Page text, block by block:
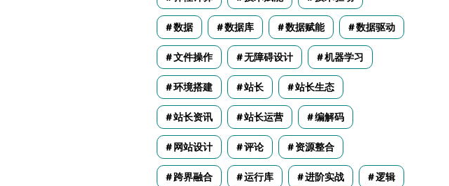
数据 数据库 数据赋能 数据驱动
文件操作 无障碍设计 机器学习
环境搭建 站长 站长生态
站长资讯 站长运营 编解码
网站设计 评论 资源整合
跨界融合 运行库 进阶实战 逻辑